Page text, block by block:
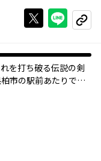
Xで投稿する
ライン
コピー
を打ち破る伝説の剣
市の駅前あたりで始